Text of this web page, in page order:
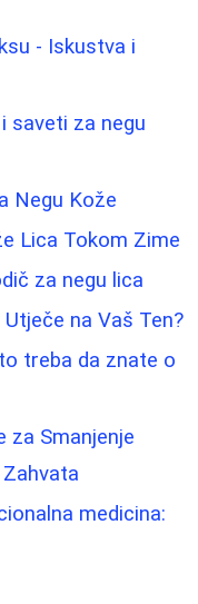
- Iskustva i
saveti za negu
Negu Kože
Lica Tokom Zime
za negu lica
na Vaš Ten?
treba da znate o
za Smanjenje
medicina: